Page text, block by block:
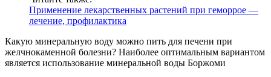
Применение лекарственных растений при геморрое —
лечение, профилактика
Какую минеральную воду можно пить для печени при
желчнокаменной болезни? Наиболее оптимальным вариантом
является использование минеральной воды Боржоми